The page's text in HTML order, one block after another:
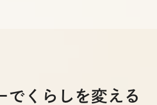
でくらしを変える